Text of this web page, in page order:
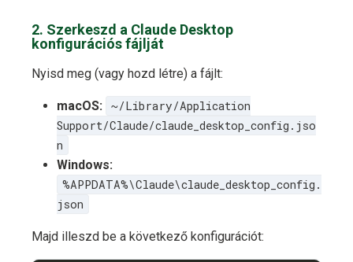
2. Szerkeszd a Claude Desktop
konfigurációs fájlját
Nyisd meg (vagy hozd létre) a fájlt:
macOS: ~/Library/Application
Support/Claude/claude_desktop_config.jso
n
Windows:
%APPDATA%\Claude\claude_desktop_config.
json
Majd illeszd be a következő konfigurációt: